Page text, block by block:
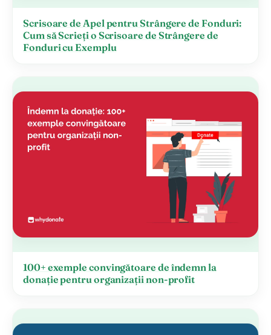
Scrisoare de Apel pentru Strângere de Fonduri:
Cum să Scrieți o Scrisoare de Strângere de
Fonduri cu Exemplu
100+ exemple convingătoare de îndemn la
donație pentru organizații non-profit